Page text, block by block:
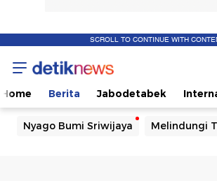
SCROLL TO CONTINUE WITH
Home Berita Jabodetabek
Nyago Bumi Sriwijaya Melindungi